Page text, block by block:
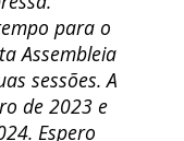
para o
Assembleia
sessões. A
de 2023 e
Espero